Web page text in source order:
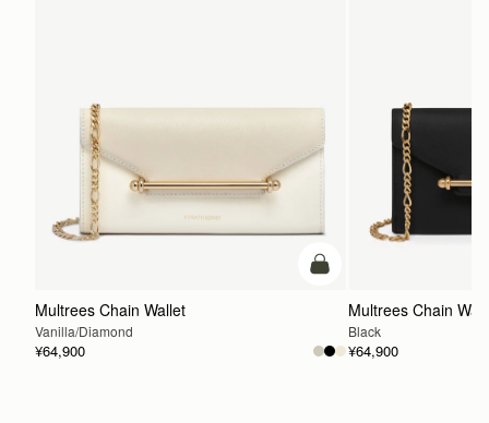
カートに追加
Multrees Chain Wallet
Vanilla/Diamond
¥64,900
Multrees Chain
Black
¥64,900